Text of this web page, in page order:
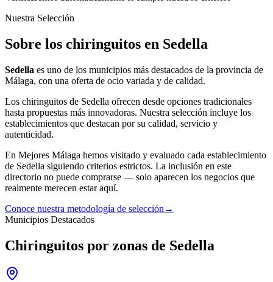
Nuestra Selección
Sobre los chiringuitos en Sedella
Sedella es uno de los municipios más destacados de la provincia de
Málaga, con una oferta de ocio variada y de calidad.
Los chiringuitos de Sedella ofrecen desde opciones tradicionales
hasta propuestas más innovadoras. Nuestra selección incluye los
establecimientos que destacan por su calidad, servicio y
autenticidad.
En Mejores Málaga hemos visitado y evaluado cada establecimiento
de Sedella siguiendo criterios estrictos. La inclusión en este
directorio no puede comprarse — solo aparecen los negocios que
realmente merecen estar aquí.
Conoce nuestra metodología de selección →
Municipios Destacados
Chiringuitos por zonas de Sedella